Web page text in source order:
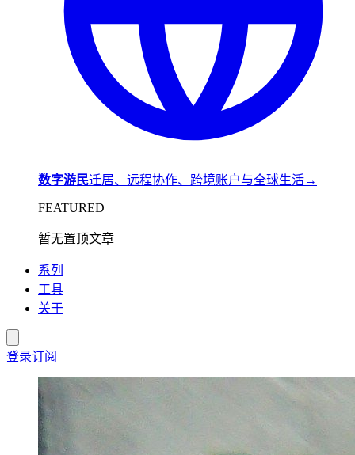
数字游民迁居、远程协作、跨境账户与全球生活→
FEATURED
暂无置顶文章
系列
工具
关于
登录订阅